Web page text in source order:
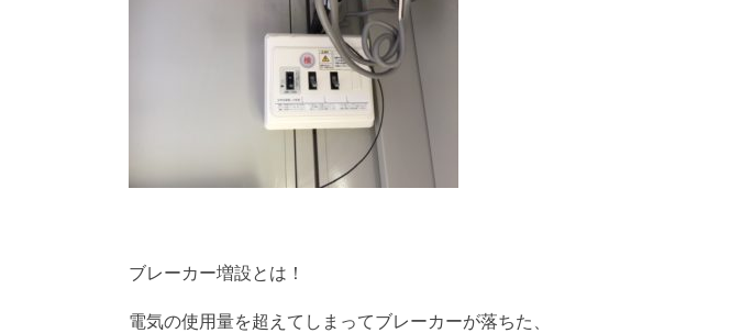
ブレーカー増設とは！
電気の使用量を超えてしまってブレーカーが落ちた、